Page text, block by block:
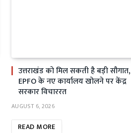
उत्तराखंड को मिल सकती है बड़ी सौगात,
EPFO के नए कार्यालय खोलने पर केंद्र
सरकार विचाररत
AUGUST 6, 2026
READ MORE